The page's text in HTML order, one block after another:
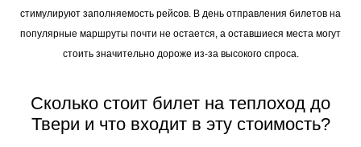
стимулируют заполняемость рейсов. В день отправления билетов на
популярные маршруты почти не остается, а оставшиеся места могут
стоить значительно дороже из-за высокого спроса.
Сколько стоит билет на теплоход до
Твери и что входит в эту стоимость?